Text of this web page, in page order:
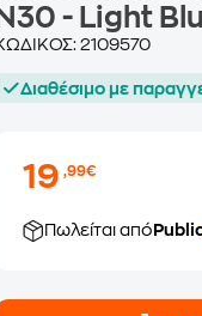
N30 - Light
2109570
Διαθέσιμο με
19,99€
Πωλείται από